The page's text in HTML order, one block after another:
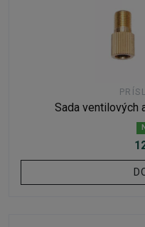
Sada ventilových